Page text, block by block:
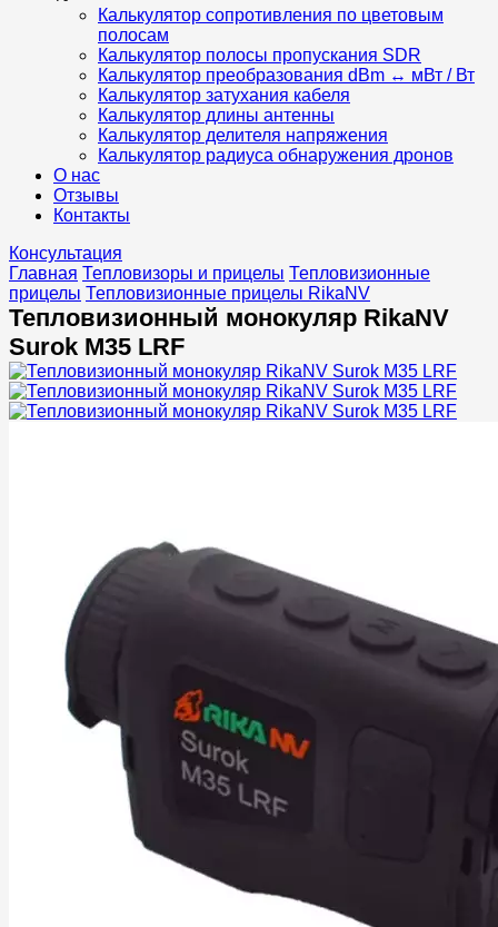
Калькулятор сопротивления по цветовым
полосам
Калькулятор полосы пропускания SDR
Калькулятор преобразования dBm ↔ мВт / Вт
Калькулятор затухания кабеля
Калькулятор длины антенны
Калькулятор делителя напряжения
Калькулятор радиуса обнаружения дронов
О нас
Отзывы
Контакты
Консультация
Главная Тепловизоры и прицелы Тепловизионные
прицелы Тепловизионные прицелы RikaNV
Тепловизионный монокуляр RikaNV
Surok M35 LRF